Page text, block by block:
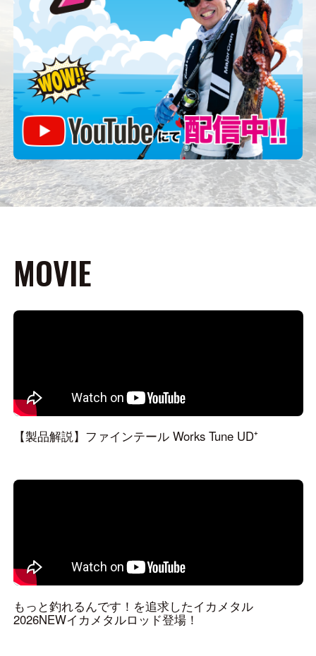
MOVIE
【製品解説】ファインテール Works Tune UD⁺
もっと釣れるんです！を追求したイカメタル
2026NEWイカメタルロッド登場！